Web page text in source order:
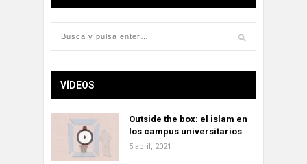
VÍDEOS
Outside the box: el islam en
los campus universitarios
5 abril, 2021